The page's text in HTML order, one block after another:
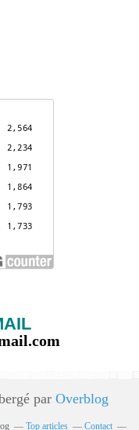
par Overblog
Top articles Contact